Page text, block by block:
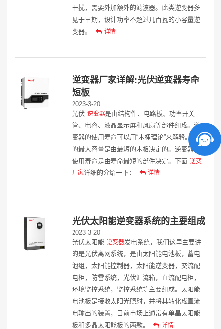
干扰，需要外加额外的滤波器。此类逆变器多
见于早期，设计功率不超过几百瓦的小容量逆
变器。
详情
逆变器厂家详解:光伏逆变器寿命
短板
2023-3-20
光伏 逆变器是由结构件、电路板、功率开关
管、电容、液晶显示屏和风扇等部件组成。逆
变器的使用寿命可以用“木桶理论”来解释。木桶
的最大容量是由最短的木板决定的。逆变器的
使用寿命是由寿命最短的部件决定。下面 逆变
厂家详细的介绍一下： 详情
光伏太阳能逆变器系统的主要组成
2023-3-20
光伏太阳能 逆变器发电系统，我们这里主要讲
的是光伏离网系统，是由太阳能电池板，蓄电
池组，太阳能控制器，太阳能逆变器，交流配
电柜，防雷系统，光伏汇流箱，直流配电柜，
环境监控系统，监控系统等主要组成。太阳能
电池板是接收太阳光照射，并将其转化成直流
电输出的装置，目前市场上通常有单晶太阳能
板和多晶太阳能板的两款。
详情